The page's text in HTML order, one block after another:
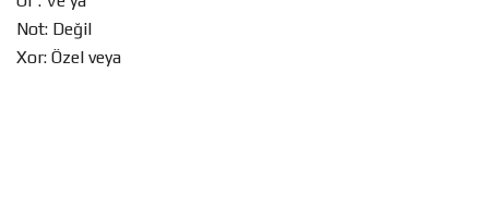
Not: Değil
Xor: Özel veya